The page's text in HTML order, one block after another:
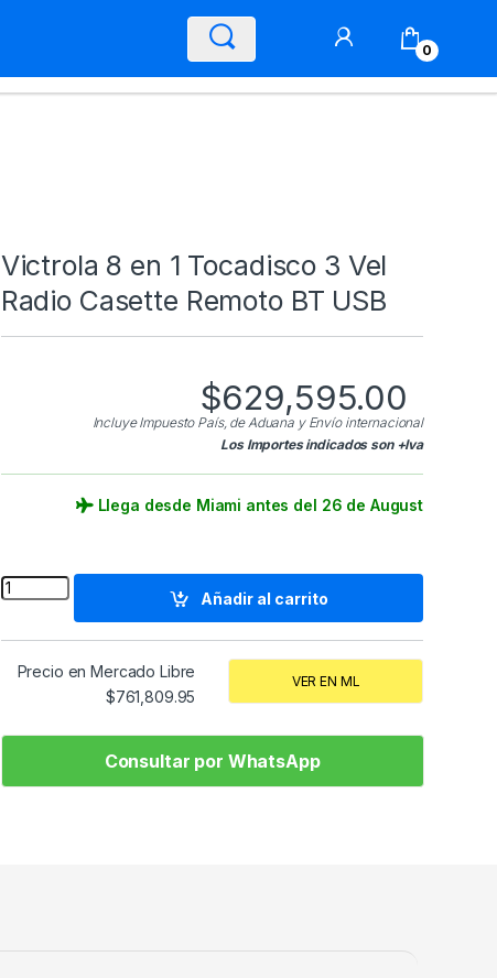
0
Victrola 8 en 1 Tocadisco 3 Vel
Radio Casette Remoto BT USB
$629,595.00
Incluye Impuesto País, de Aduana y Envío internacional
Los Importes indicados son +Iva
Llega desde Miami antes del 26 de August
Quantity
Añadir al carrito
Precio en Mercado Libre
$761,809.95
VER EN ML
Consultar por WhatsApp